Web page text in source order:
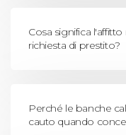
Cosa significa
richiesta di prestito?
Perché le banche
cauto quando